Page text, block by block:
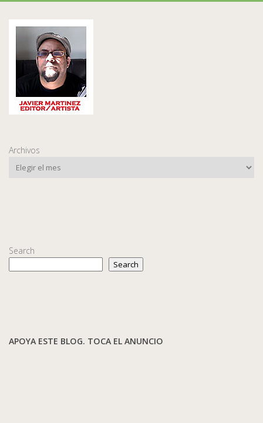
Archivos
Search
Search
APOYA ESTE BLOG. TOCA EL ANUNCIO